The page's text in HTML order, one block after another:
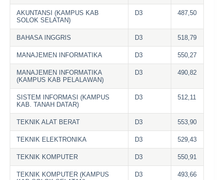
AKUNTANSI (KAMPUS KAB
SOLOK SELATAN)
D3 487,50
BAHASA INGGRIS D3 518,79
MANAJEMEN INFORMATIKA D3 550,27
MANAJEMEN INFORMATIKA
(KAMPUS KAB PELALAWAN)
D3 490,82
SISTEM INFORMASI (KAMPUS
KAB. TANAH DATAR)
D3 512,11
TEKNIK ALAT BERAT D3 553,90
TEKNIK ELEKTRONIKA D3 529,43
TEKNIK KOMPUTER D3 550,91
TEKNIK KOMPUTER (KAMPUS
D3 493,66